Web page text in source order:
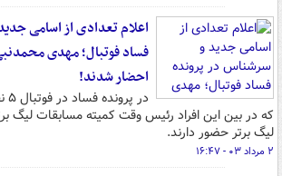
اعلام تعدادی از اسامی
فساد فوتبال؛ مهدی
احضار شدند!
که در بین این افراد رئیس وقت کمیته مسابقات لیگ
لیگ برتر حضور دارند.
۲ مرداد ۰۳ - ۱۶:۴۷